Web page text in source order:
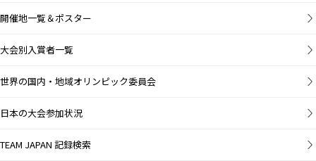
開催地一覧＆ポスター
大会別入賞者一覧
世界の国内・地域オリンピック委員会
日本の大会参加状況
TEAM JAPAN 記録検索